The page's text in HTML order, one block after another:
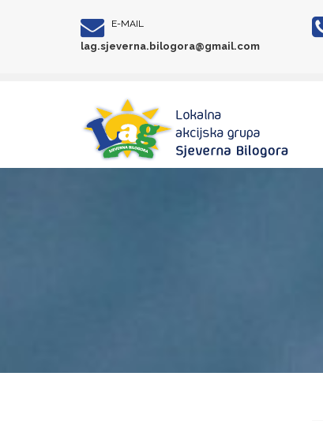
E-MAIL
lag.sjeverna.bilogora@gmail.com